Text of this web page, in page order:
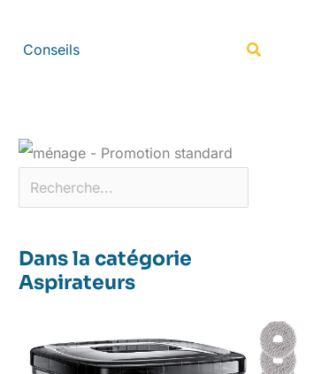
Conseils
Dans la catégorie
Aspirateurs